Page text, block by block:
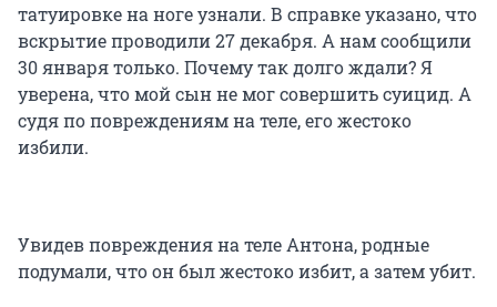
татуировке на ноге узнали. В справке указано, что
вскрытие проводили 27 декабря. А нам сообщили
30 января только. Почему так долго ждали? Я
уверена, что мой сын не мог совершить суицид. А
судя по повреждениям на теле, его жестоко
избили.
Увидев повреждения на теле Антона, родные
подумали, что он был жестоко избит, а затем убит.